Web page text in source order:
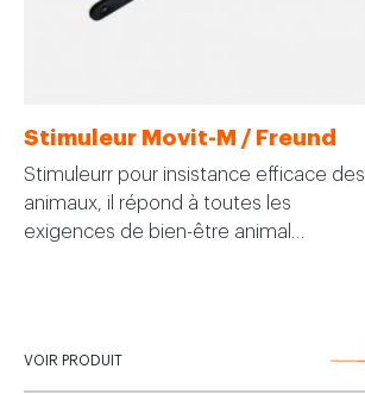
Stimuleur Movit-M / Freund
Stimuleurr pour insistance efficace des
animaux, il répond à toutes les
exigences de bien-être animal…
VOIR PRODUIT